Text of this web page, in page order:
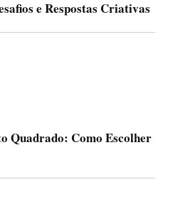
e Respostas Criativas
Quadrado: Como Escolher